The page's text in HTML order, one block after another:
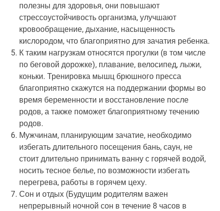
полезны для здоровья, они повышают
стрессоустойчивость организма, улучшают
кровообращение, дыхание, насыщенность
кислородом, что благоприятно для зачатия ребенка.
К таким нагрузкам относятся прогулки (в том числе
по беговой дорожке), плавание, велосипед, лыжи,
коньки. Тренировка мышц брюшного пресса
благоприятно скажутся на поддержании формы во
время беременности и восстановление после
родов, а также поможет благоприятному течению
родов.
Мужчинам, планирующим зачатие, необходимо
избегать длительного посещения бань, саун, не
стоит длительно принимать ванну с горячей водой,
носить тесное белье, по возможности избегать
перегрева, работы в горячем цеху.
Сон и отдых (Будущим родителям важен
непрерывный ночной сон в течение 8 часов в